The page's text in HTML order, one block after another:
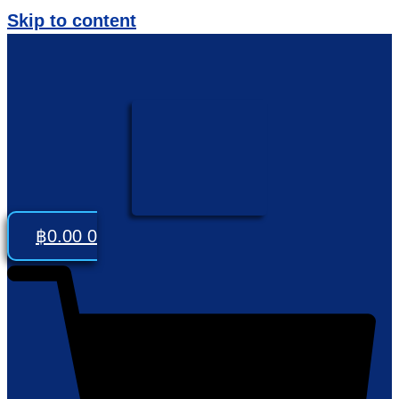
Skip to content
฿0.00 0